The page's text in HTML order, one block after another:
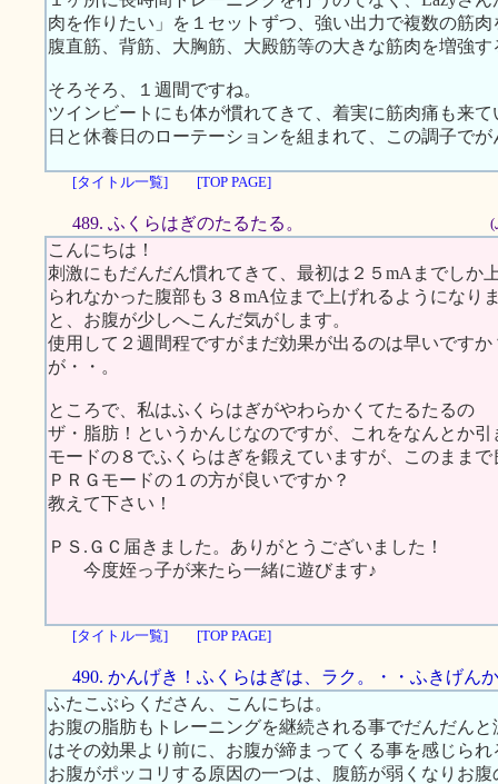
肉を作りたい」を１セットずつ、強い出力で複数の筋
腹直筋、背筋、大胸筋、大殿筋等の大きな筋肉を増強
そろそろ、１週間ですね。
ツインビートにも体が慣れてきて、着実に筋肉痛も来
日と休養日のローテーションを組まれて、この調子で
[タイトル一覧] [TOP PAGE]
489. ふくらはぎのたるたる。 (
こんにちは！
刺激にもだんだん慣れてきて、最初は２５mAまでしか
られなかった腹部も３８mA位まで上げれるようになり
と、お腹が少しへこんだ気がします。
使用して２週間程ですがまだ効果が出るのは早いです
が・・。
ところで、私はふくらはぎがやわらかくてたるたるの
ザ・脂肪！というかんじなのですが、これをなんとか
モードの８でふくらはぎを鍛えていますが、このまま
ＰＲＧモードの１の方が良いですか？
教えて下さい！
ＰＳ.ＧＣ届きました。ありがとうございました！
今度姪っ子が来たら一緒に遊びます♪
[タイトル一覧] [TOP PAGE]
490. かんげき！ふくらはぎは、ラク。・・ふきげん
ふたこぶらくださん、こんにちは。
お腹の脂肪もトレーニングを継続される事でだんだん
はその効果より前に、お腹が締まってくる事を感じら
お腹がポッコリする原因の一つは、腹筋が弱くなりお